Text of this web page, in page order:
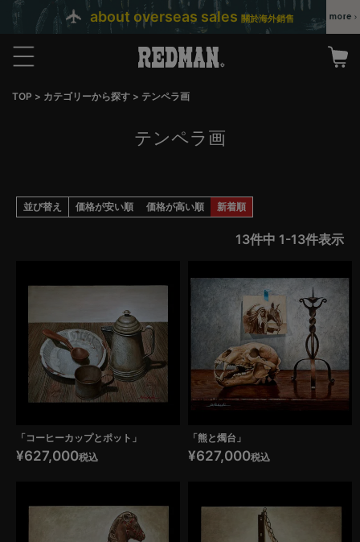
about overseas sales 關於海外銷售
TOP カテゴリーから探す テンペラ画
テンペラ画
並び替え 価格が安い順 価格が高い順 新着順
13件中 1-13件表示
「コーヒーカップとポット」
¥627,000税込
「熊と燭台」
¥627,000税込